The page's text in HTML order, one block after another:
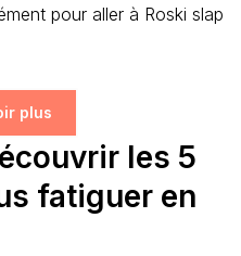
pour aller à Roski slap
plus
les 5
fatiguer en